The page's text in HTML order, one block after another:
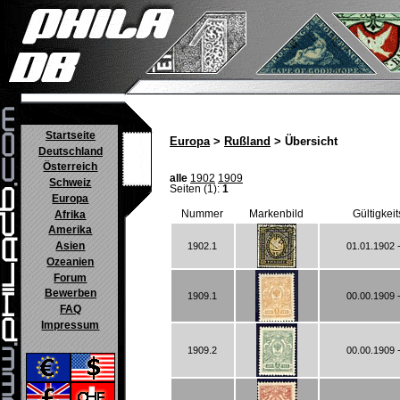
Startseite
Deutschland
Österreich
Schweiz
Europa
Afrika
Amerika
Asien
Ozeanien
Forum
Bewerben
FAQ
Impressum
Europa> Rußland > Übersicht
alle 1902 1909
Seiten (1): 1
Nummer Markenbild
1902.1 01.01.1902
1909.1 00.00.1909
1909.2 00.00.1909